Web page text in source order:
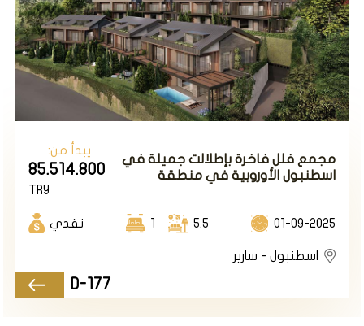
مجمع فلل فاخرة بإطلالت جميلة في
اسطنبول الأوروبية في منطقة
يبدأ من:
85.514.800
TRY
01-09-2025
5.5
1 نقدي
اسطنبول - سارير
D-177